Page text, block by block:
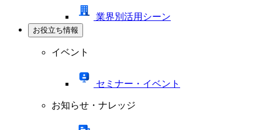
業界別活用シーン
お役立ち情報
イベント
セミナー・イベント
お知らせ・ナレッジ